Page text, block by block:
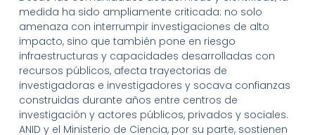
medida ha sido ampliamente criticada: no solo
amenaza con interrumpir investigaciones de alto
impacto, sino que también pone en riesgo
infraestructuras y capacidades desarrolladas con
recursos públicos, afecta trayectorias de
investigadoras e investigadores y socava confianzas
construidas durante años entre centros de
investigación y actores públicos, privados y sociales.
ANID y el Ministerio de Ciencia, por su parte, sostienen